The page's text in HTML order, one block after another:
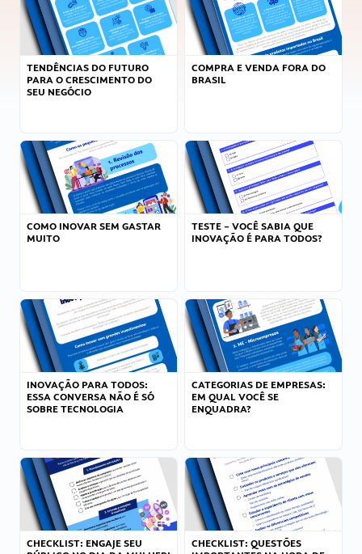
TENDÊNCIAS DO FUTURO
PARA O CRESCIMENTO DO
SEU NEGÓCIO
COMPRA E VENDA FORA DO
BRASIL
COMO INOVAR SEM GASTAR
MUITO
TESTE – VOCÊ SABIA QUE
INOVAÇÃO É PARA TODOS?
INOVAÇÃO PARA TODOS:
ESSA CONVERSA NÃO É SÓ
SOBRE TECNOLOGIA
CATEGORIAS DE EMPRESAS:
EM QUAL VOCÊ SE
ENQUADRA?
CHECKLIST: ENGAJE SEU
CHECKLIST: QUESTÕES